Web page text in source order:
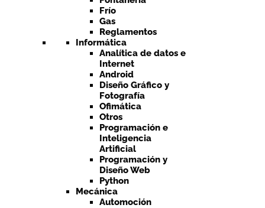
Frío
Gas
Reglamentos
Informática
Analítica de datos e
Internet
Android
Diseño Gráfico y
Fotografía
Ofimática
Otros
Programación e
Inteligencia
Artificial
Programación y
Diseño Web
Python
Mecánica
Automoción